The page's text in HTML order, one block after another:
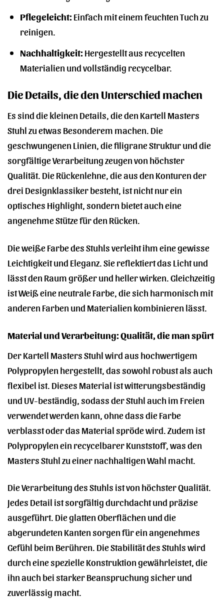
Pflegeleicht:Einfach mit einem feuchten Tuch zu
reinigen.
Nachhaltigkeit:Hergestellt aus recycelten
Materialien und vollständig recycelbar.
Die Details, die den Unterschied machen
Es sind die kleinen Details, die den Kartell Masters
Stuhl zu etwas Besonderem machen. Die
geschwungenen Linien, die filigrane Struktur und die
sorgfältige Verarbeitung zeugen von höchster
Qualität. Die Rückenlehne, die aus den Konturen der
drei Designklassiker besteht, ist nicht nur ein
optisches Highlight, sondern bietet auch eine
angenehme Stütze für den Rücken.
Die weiße Farbe des Stuhls verleiht ihm eine gewisse
Leichtigkeit und Eleganz. Sie reflektiert das Licht und
lässt den Raum größer und heller wirken. Gleichzeitig
ist Weiß eine neutrale Farbe, die sich harmonisch mit
anderen Farben und Materialien kombinieren lässt.
Material und Verarbeitung: Qualität, die man spürt
Der Kartell Masters Stuhl wird aus hochwertigem
Polypropylen hergestellt, das sowohl robust als auch
flexibel ist. Dieses Material ist witterungsbeständig
und UV-beständig, sodass der Stuhl auch im Freien
verwendet werden kann, ohne dass die Farbe
verblasst oder das Material spröde wird. Zudem ist
Polypropylen ein recycelbarer Kunststoff, was den
Masters Stuhl zu einer nachhaltigen Wahl macht.
Die Verarbeitung des Stuhls ist von höchster Qualität.
Jedes Detail ist sorgfältig durchdacht und präzise
ausgeführt. Die glatten Oberflächen und die
abgerundeten Kanten sorgen für ein angenehmes
Gefühl beim Berühren. Die Stabilität des Stuhls wird
durch eine spezielle Konstruktion gewährleistet, die
ihn auch bei starker Beanspruchung sicher und
zuverlässig macht.